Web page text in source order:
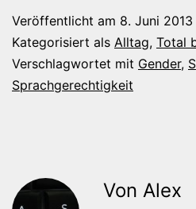
Veröffentlicht am 8. Juni 2013
Kategorisiert als Alltag, Total
Verschlagwortet mit Gender,
Sprachgerechtigkeit
Von Alex